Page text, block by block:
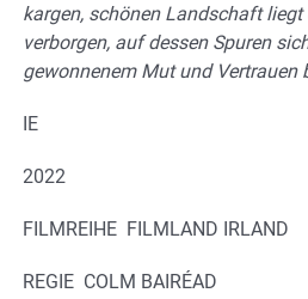
kargen, schönen Landschaft liegt
verborgen, auf dessen Spuren
gewonnenem Mut und Vertrauen
IE
2022
FILMREIHE FILMLAND IRLAND
REGIE COLM BAIRÉAD